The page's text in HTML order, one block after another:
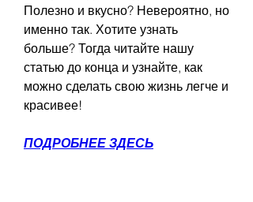
Полезно и вкусно? Невероятно, но
именно так. Хотите узнать
больше? Тогда читайте нашу
статью до конца и узнайте, как
можно сделать свою жизнь легче и
красивее!
ПОДРОБНЕЕ ЗДЕСЬ